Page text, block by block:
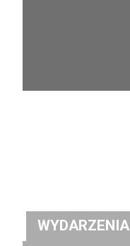
WYDARZENIA